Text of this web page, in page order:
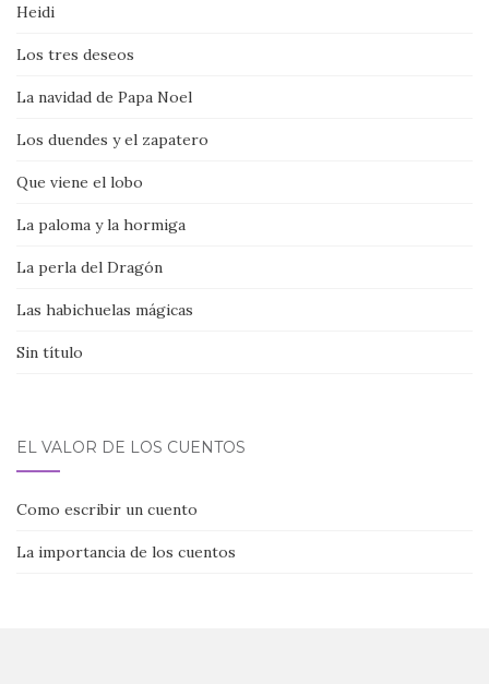
Heidi
Los tres deseos
La navidad de Papa Noel
Los duendes y el zapatero
Que viene el lobo
La paloma y la hormiga
La perla del Dragón
Las habichuelas mágicas
Sin título
EL VALOR DE LOS CUENTOS
Como escribir un cuento
La importancia de los cuentos